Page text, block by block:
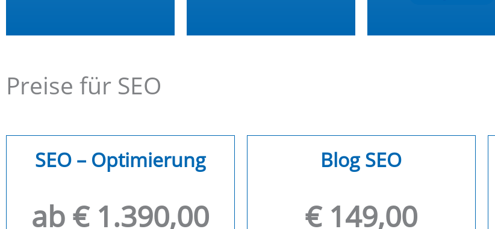
Preise für SEO
SEO – Optimierung
ab € 1.390,00
Blog SEO
€ 149,00